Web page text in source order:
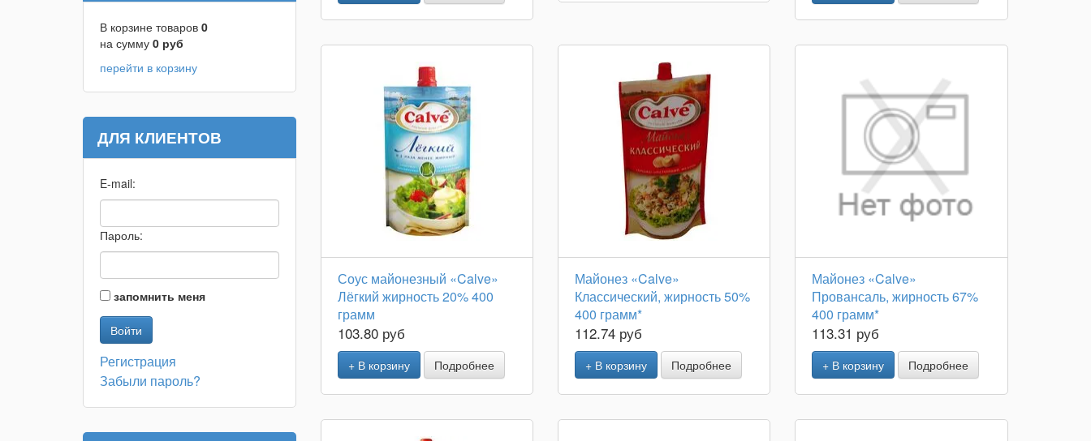
Соус майонезный «Calve»
Лёгкий жирность 20% 400
грамм
103.80 руб
+ В корзину Подробнее
Майонез «Calve»
Классический, жирность 50%
400 грамм*
112.74 руб
+ В корзину Подробнее
Майонез «Calve»
Провансаль, жирность 67%
400 грамм*
113.31 руб
+ В корзину Подробнее
В корзине товаров 0
на сумму 0 руб
перейти в корзину
ДЛЯ КЛИЕНТОВ
E-mail:
Пароль:
запомнить меня
Регистрация
Забыли пароль?